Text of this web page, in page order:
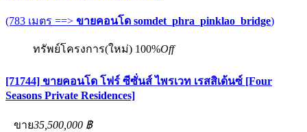
(783 เมตร ==> ขายคอนโด somdet_phra_pinklao_bridge)
ทรัพย์โครงการ(ใหม่) 100%Off
[71744] ขายคอนโด โฟร์ ซีซั่นส์ ไพรเวท เรสสิเด้นซ์ [Four
Seasons Private Residences]
ขาย35,500,000 ฿